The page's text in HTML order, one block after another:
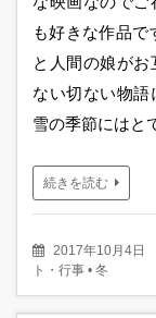
も好きな作品で
と人間の娘が
ない切ない物語
雪の季節にはと
続きを読む
2017年10月4日
ト・行事 • 冬